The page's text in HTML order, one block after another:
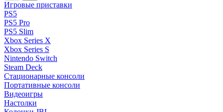
Игровые приставки
PS5
PS5 Pro
PS5 Slim
Xbox Series X
Xbox Series S
Nintendo Switch
Steam Deck
Стационарные консоли
Портативные консоли
Видеоигры
Настолки